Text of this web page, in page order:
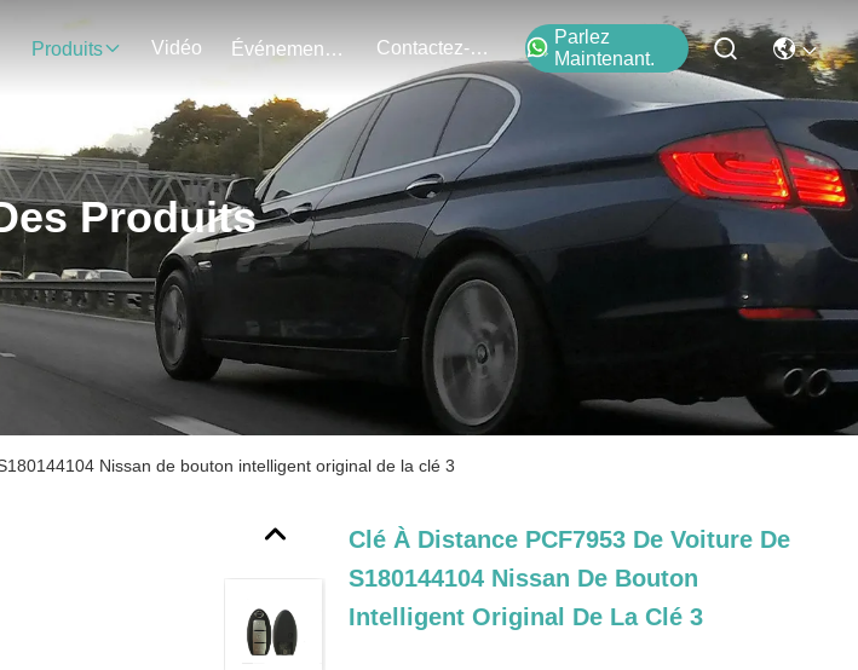
Produits Vidéo Événements Contactez-Nous
Parlez
Maintenant.
Produits
Nissan de bouton intelligent original de la clé 3
Clé À Distance PCF7953 De Voiture De
S180144104 Nissan De Bouton
Intelligent Original De La Clé 3